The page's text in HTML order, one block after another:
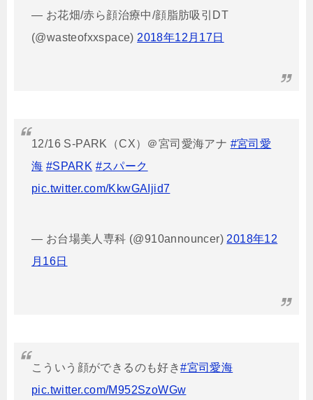
— お花畑/赤ら顔治療中/顔脂肪吸引DT
(@wasteofxxspace) 2018年12月17日
12/16 S-PARK（CX）＠宮司愛海アナ #宮司愛
海 #SPARK #スパーク
pic.twitter.com/KkwGAIjid7
— お台場美人専科 (@910announcer) 2018年12
月16日
こういう顔ができるのも好き#宮司愛海
pic.twitter.com/M952SzoWGw